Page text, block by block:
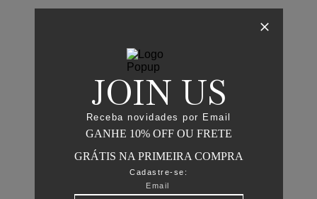
JOIN US
Receba novidades por Email
GANHE 10% OFF OU FRETE
GRÁTIS NA PRIMEIRA COMPRA
Cadastre-se: